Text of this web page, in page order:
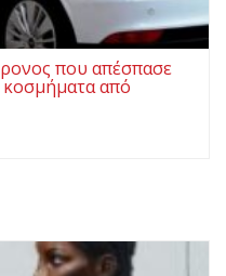
που απέσπασε
κοσμήματα από